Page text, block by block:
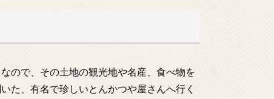
ので、その土地の観光地や名産、食べ物を
た、有名で珍しいとんかつや屋さんへ行く